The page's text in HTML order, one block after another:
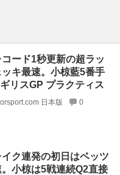
ード1秒更新の超ラッ
キ最速。小椋藍5番手
リスGP プラクティス
日本版 0
ク連発の初日はベッツ
小椋は5戦連続Q2直接